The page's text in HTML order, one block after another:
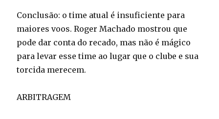
Conclusão: o time atual é insuficiente para
maiores voos. Roger Machado mostrou que
pode dar conta do recado, mas não é mágico
para levar esse time ao lugar que o clube e sua
torcida merecem.
ARBITRAGEM